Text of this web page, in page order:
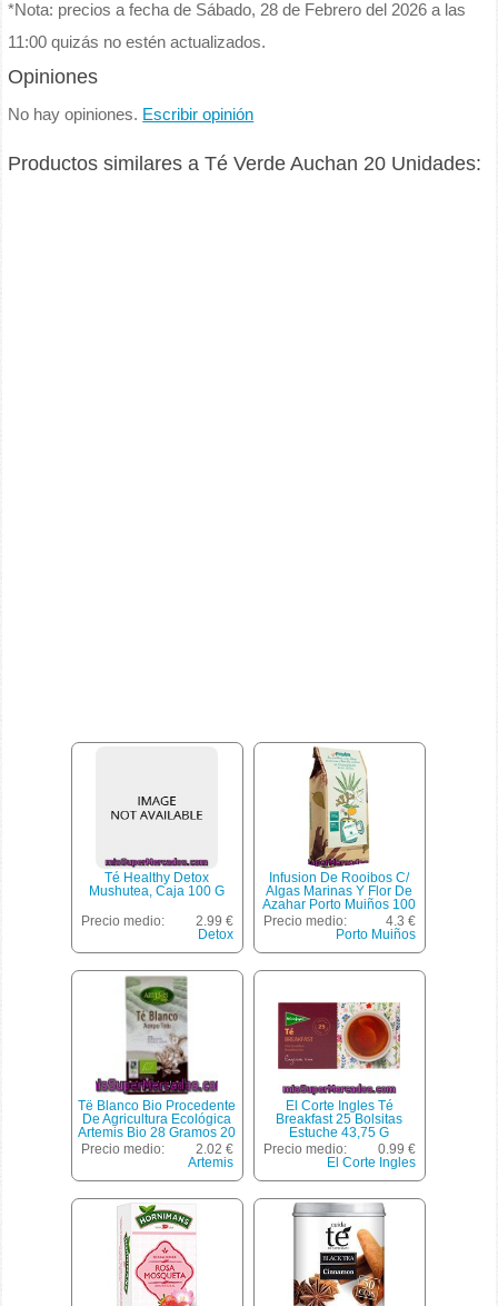
*Nota: precios a fecha de Sábado, 28 de Febrero del 2026 a las
11:00 quizás no estén actualizados.
Opiniones
No hay opiniones. Escribir opinión
Productos similares a Té Verde Auchan 20 Unidades:
Té Healthy Detox
Mushutea, Caja 100 G
Precio medio:
2.99 €
Detox
Infusion De Rooibos C/
Algas Marinas Y Flor De
Azahar Porto Muiños 100
G.
Precio medio:
4.3 €
Porto Muiños
Të Blanco Bio Procedente
De Agricultura Ecológica
Artemis Bio 28 Gramos 20
Filtro
Precio medio:
2.02 €
Artemis
El Corte Ingles Té
Breakfast 25 Bolsitas
Estuche 43,75 G
Precio medio:
0.99 €
El Corte Ingles